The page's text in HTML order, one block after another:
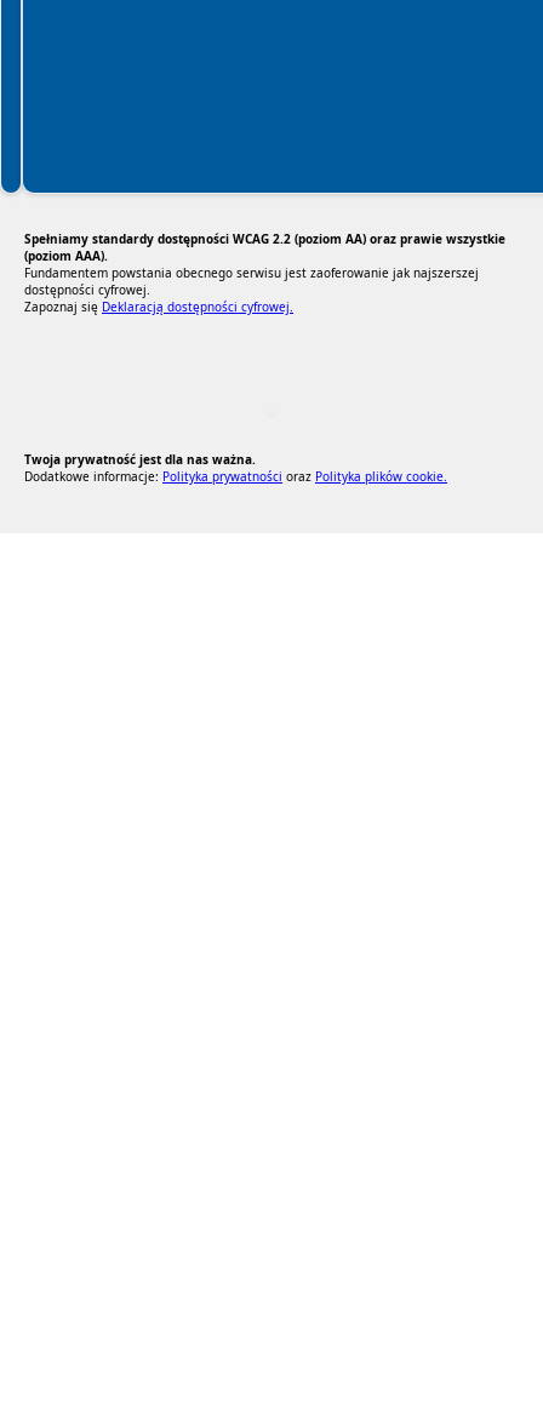
Spełniamy standardy dostępności WCAG 2.2 (poziom AA) oraz prawie wszystkie
(poziom AAA).
Fundamentem powstania obecnego serwisu jest zaoferowanie jak najszerszej
dostępności cyfrowej.
Zapoznaj się Deklaracją dostępności cyfrowej.
Twoja prywatność jest dla nas ważna.
Dodatkowe informacje: Polityka prywatności oraz Polityka plików cookie.